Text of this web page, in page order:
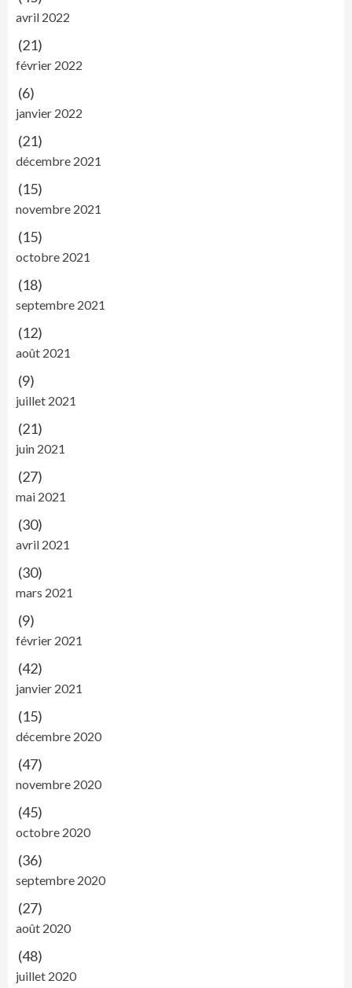
avril 2022
(21)
février 2022
(6)
janvier 2022
(21)
décembre 2021
(15)
novembre 2021
(15)
octobre 2021
(18)
septembre 2021
(12)
août 2021
(9)
juillet 2021
(21)
juin 2021
(27)
mai 2021
(30)
avril 2021
(30)
mars 2021
(9)
février 2021
(42)
janvier 2021
(15)
décembre 2020
(47)
novembre 2020
(45)
octobre 2020
(36)
septembre 2020
(27)
août 2020
(48)
juillet 2020